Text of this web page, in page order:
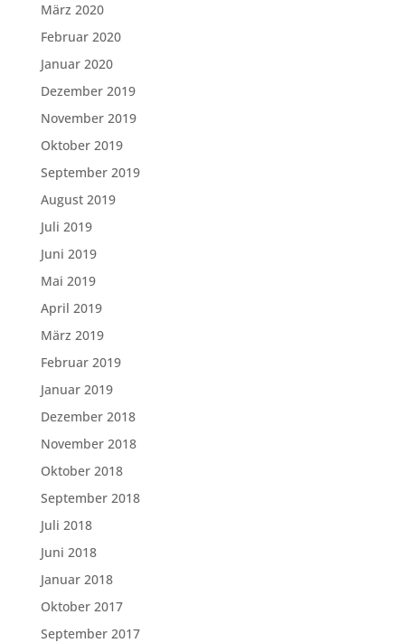
März 2020
Februar 2020
Januar 2020
Dezember 2019
November 2019
Oktober 2019
September 2019
August 2019
Juli 2019
Juni 2019
Mai 2019
April 2019
März 2019
Februar 2019
Januar 2019
Dezember 2018
November 2018
Oktober 2018
September 2018
Juli 2018
Juni 2018
Januar 2018
Oktober 2017
September 2017